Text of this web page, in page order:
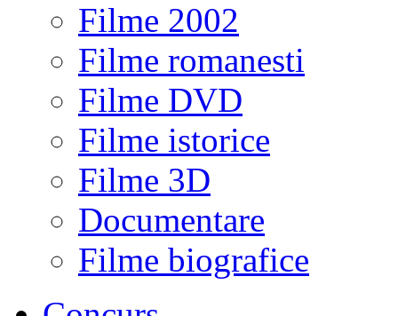
Filme 2002
Filme romanesti
Filme DVD
Filme istorice
Filme 3D
Documentare
Filme biografice